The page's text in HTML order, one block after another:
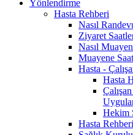
Yönlendirme
Hasta Rehberi
Nasıl
Ziyaret
Nasıl
Muayene
Hasta -
Hasta
Hekim
Hasta